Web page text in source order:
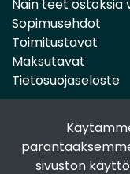
sivuston
Näin teet ostoksia
Sopimusehdot
Toimitustavat
Maksutavat
Tietosuojaseloste
Seuraa
Facebook